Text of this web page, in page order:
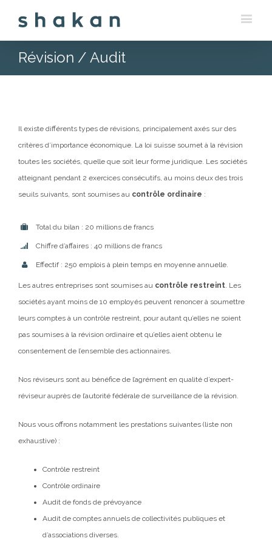
Révision / Audit
Il existe différents types de révisions, principalement axés sur des
critères d’importance économique. La loi suisse soumet à la révision
toutes les sociétés, quelle que soit leur forme juridique. Les sociétés
atteignant pendant 2 exercices consécutifs, au moins deux des trois
seuils suivants, sont soumises au contrôle ordinaire :
Total du bilan : 20 millions de francs
Chiffre d’affaires : 40 millions de francs
Effectif : 250 emplois à plein temps en moyenne annuelle.
Les autres entreprises sont soumises au contrôle restreint. Les
sociétés ayant moins de 10 employés peuvent renoncer à soumettre
leurs comptes à un contrôle restreint, pour autant qu’elles ne soient
pas soumises à la révision ordinaire et qu’elles aient obtenu le
consentement de l’ensemble des actionnaires.
Nos réviseurs sont au bénéfice de l’agrément en qualité d’expert-
réviseur auprès de l’autorité fédérale de surveillance de la révision.
Nous vous offrons notamment les prestations suivantes (liste non
exhaustive) :
Contrôle restreint
Contrôle ordinaire
Audit de fonds de prévoyance
Audit de comptes annuels de collectivités publiques et
d’associations diverses.